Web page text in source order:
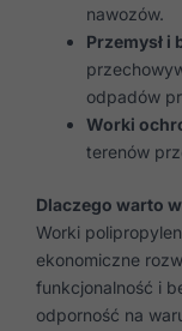
nawozów.
Przemysł
odpadów
Worki
terenów
Dlaczego warto
Worki
ekonomiczne
funkcjonalność i
odporność na